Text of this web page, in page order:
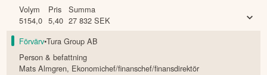
Volym
5154,0
Pris
5,40
Summa
27 832 SEK
Förvärv•Tura Group AB
Person & befattning
Mats Almgren, Ekonomichef/finanschef/finansdirektör